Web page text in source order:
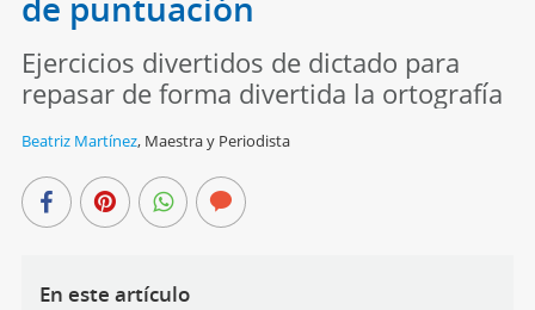
Ejercicios divertidos de dictado para
repasar de forma divertida la ortografía
Beatriz Martínez, Maestra y Periodista
En este artículo